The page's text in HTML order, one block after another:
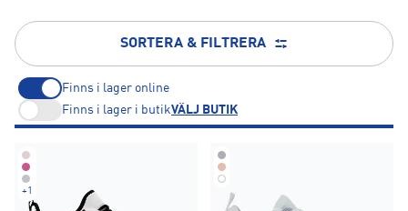
SORTERA & FILTRERA
Finns i lager online
Finns i lager i butikVÄLJ BUTIK
+1